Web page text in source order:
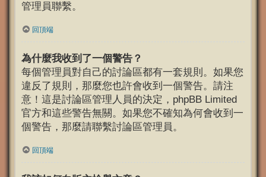
管理員聯繫。
回頂端
為什麼我收到了一個警告？
每個管理員對自己的討論區都有一套規則。如果您
違反了規則，那麼您也許會收到一個警告。請注
意！這是討論區管理人員的決定，phpBB Limited
官方和這些警告無關。如果您不確知為何會收到一
個警告，那麼請聯繫討論區管理員。
回頂端